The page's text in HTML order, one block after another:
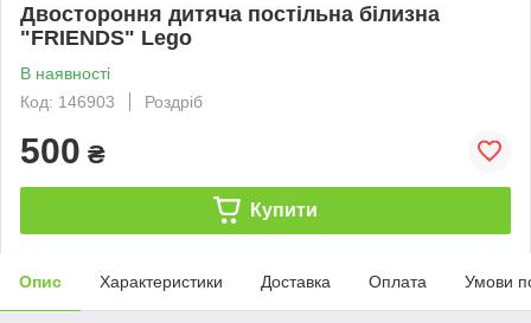
Двостороння дитяча постільна білизна
"FRIENDS" Lego
В наявності
Код: 146903
Роздріб
500 ₴
Купити
Опис Характеристики Доставка Оплата Умови